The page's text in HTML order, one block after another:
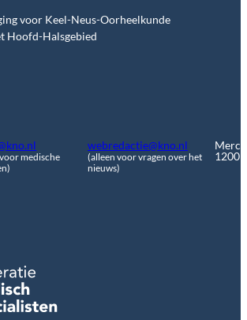
voor Keel-Neus-Oorheelkunde
Hoofd-Halsgebied
medische
webredactie@kno.nl
(alleen voor vragen over het
nieuws)
1200